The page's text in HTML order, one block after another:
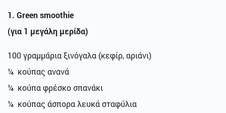
1. Green smoothie
(για 1 μεγάλη μερίδα)
100 γραμμάρια ξινόγαλα (κεφίρ, αριάνι)
¼ κούπας ανανά
¼ κούπα φρέσκο σπανάκι
¼ κούπας άσπορα λευκά σταφύλια